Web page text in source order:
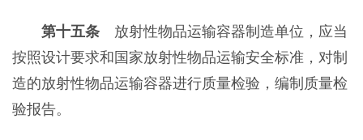
第十五条放射性物品运输容器制造单位，应当
按照设计要求和国家放射性物品运输安全标准，对制
造的放射性物品运输容器进行质量检验，编制质量检
验报告。